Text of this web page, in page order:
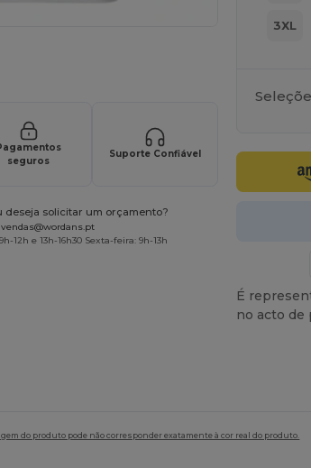
seguros
Suporte Confiável
deseja solicitar um orçamento?
vendas@wordans.pt
12h e 13h-16h30 Sexta-feira: 9h-13h
3XL
É
no acto de
do produto pode não corresponder exatamente à cor real do produto.